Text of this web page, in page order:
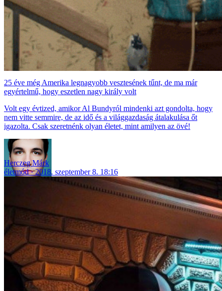
25 éve még Amerika legnagyobb vesztesének tűnt, de ma már
egyértelmű, hogy eszetlen nagy király volt
Volt egy évtized, amikor Al Bundyról mindenki azt gondolta, hogy
nem vitte semmire, de az idő és a világgazdaság átalakulása őt
igazolta. Csak szeretnénk olyan életet, mint amilyen az övé!
Herczeg Márk
életmód
2018. szeptember 8. 18:16